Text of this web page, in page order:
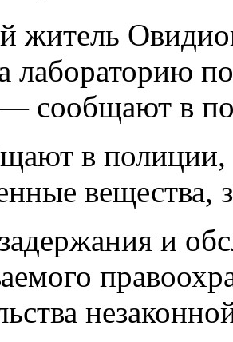
житель
лабораторию
— сообщают в
в
вещества,
и